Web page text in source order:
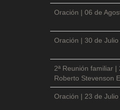
Oración | 06 de
Oración | 30 de
2ª Reunión familiar
Roberto Stevenson E.
Oración | 23 de